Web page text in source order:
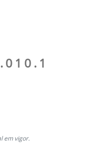
em vigor.